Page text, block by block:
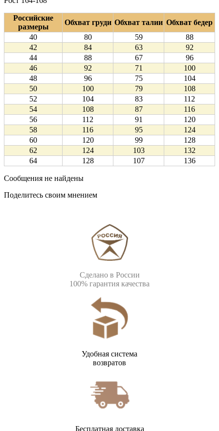
Российские
размеры
Обхват груди Обхват талии Обхват бедер
40
80 59
88
42
84 63
92
44
88 67
96
46
92 71
100
48
96 75
104
50
100 79
108
52
104 83
112
54
108 87
116
56
112 91
120
58
116 95
124
60
120 99
128
62
124 103
132
64
128 107 136
Сообщения не найдены
Поделитесь своим мнением
Сделано в России
100% гарантия качества
Удобная система
возвратов
Бесплатная доставка